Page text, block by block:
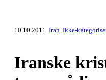
10.10.2011 Iran Ikke-
Iranske